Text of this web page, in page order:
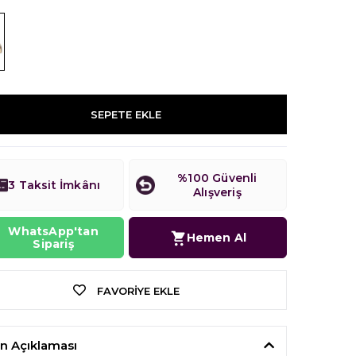
SEPETE EKLE
3 Taksit İmkânı
%100 Güvenli
Alışveriş
WhatsApp'tan
Sipariş
Hemen Al
FAVORIYE EKLE
Açıklaması